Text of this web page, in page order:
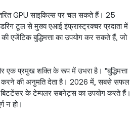
GPU साइकिल्स पर चल सकते हैं। 25
टूल से मुख्य एआई इंफ्रास्ट्रक्चर प्रदाता में
एजेंटिक बुद्धिमत्ता का उपयोग कर सकते हैं, जो
प्रमुख शक्ति के रूप में उभरा है। "बुद्धिमत्ता
करने की अनुमति देता है। 2026 में, सबसे सफल
बिटटेंसर के टेम्पलर सबनेट्स का उपयोग करते हैं।
न हो।